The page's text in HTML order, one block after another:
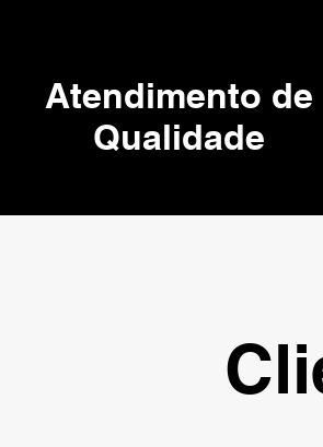
Atendimento de
Qualidade